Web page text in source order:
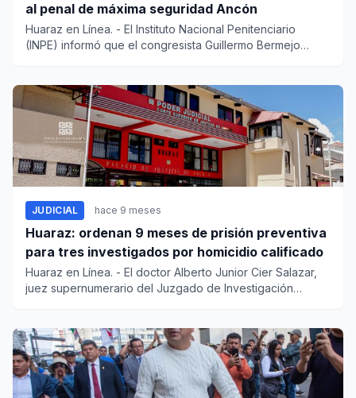
al penal de máxima seguridad Ancón
Huaraz en Línea. - El Instituto Nacional Penitenciario
(INPE) informó que el congresista Guillermo Bermejo
JUDICIAL hace 9 meses
Huaraz: ordenan 9 meses de prisión preventiva
para tres investigados por homicidio calificado
Huaraz en Línea. - El doctor Alberto Junior Cier Salazar,
juez supernumerario del Juzgado de Investigación